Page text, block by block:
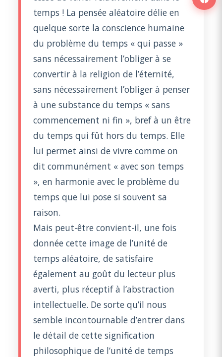
temps ! La pensée aléatoire délie en
quelque sorte la conscience humaine
du problème du temps « qui passe »
sans nécessairement l’obliger à se
convertir à la religion de l’éternité,
sans nécessairement l’obliger à penser
à une substance du temps « sans
commencement ni fin », bref à un être
du temps qui fût hors du temps. Elle
lui permet ainsi de vivre comme on
dit communément « avec son temps
», en harmonie avec le problème du
temps que lui pose si souvent sa
raison.
Mais peut-être convient-il, une fois
donnée cette image de l’unité de
temps aléatoire, de satisfaire
également au goût du lecteur plus
averti, plus réceptif à l’abstraction
intellectuelle. De sorte qu’il nous
semble incontournable d’entrer dans
le détail de cette signification
philosophique de l’unité de temps